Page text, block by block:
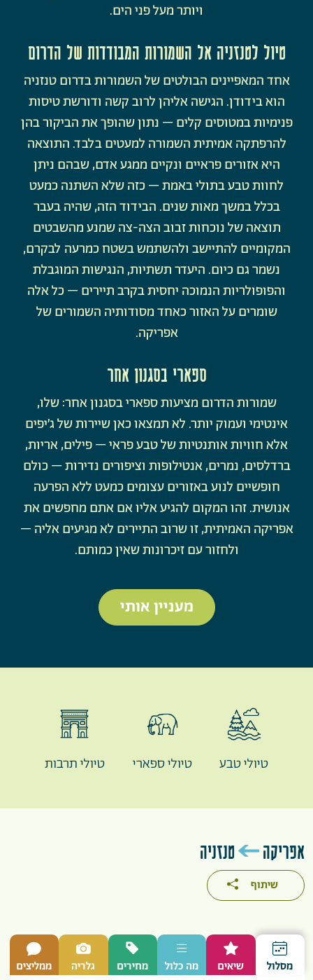
ויותר מעל פני הים.
טיול לטנזניה אל השמורות המבודדות של הדרום
אחד המאפיינים הבולטים של השמורות בדרום טנזניה
הוא בידודן. הגישה אליהן לרוב קשה ודורשת טיסות
פנימיות במטוסים קלים – נתון שהופך את הביקור בהן
להרפתקה אמיתית השמורה למעטים בלבד. התוצאה
היא אזורים פראיים ונקיים ממגע אדם, שבהם ניתן
לחוות טבע בתולי באמת – כזה שלא השתנה כמעט
בכלל במשך מאות שנים. הבידוד הזה, שהיה בעבר
תוצאה של נוכחות זבוב הצה-צה שמנע מהשבטים
המקומיים להתיישב ולהשתמש בשטח כמרעה לבקרם,
נשמר גם כיום. היעדר תשתיות, הנגישות המוגבלת
והפופולריות הנמוכה יחסית בקרב תיירים – כל אלה
שומרים על האזור כאחד מסודותיה השמורים של
אפריקה.
ספארי בסגנון אחר
שמורות הדרום מציעות ספארי בסגנון אחר: שלו,
אינטימי ועמוק יותר. לא תמצאו כאן שיירות של ג’יפים
אלא חוויות אותנטיות של טבע פראי – פילים, אריות,
ברדלסים, נמרים, אנטילופות וציפורים נדירות – כולם
חופשיים לנוע באזורים עצומים כמעט ללא הפרעה
אנושית. זהו המקום להגיע אליו אם אתם מחפשים את
אפריקה האמיתית, זו שרוב התיירים לא מגיעים אליה –
ולחזור עם זיכרונות שאין כמותם.
מעניין אותי
טיולי טבע טיולי ספארי טיולי תרבות
אפריקה טנזניה
שיתוף
מסלול שיאים מה כלול מחירים גלריה ממליצים